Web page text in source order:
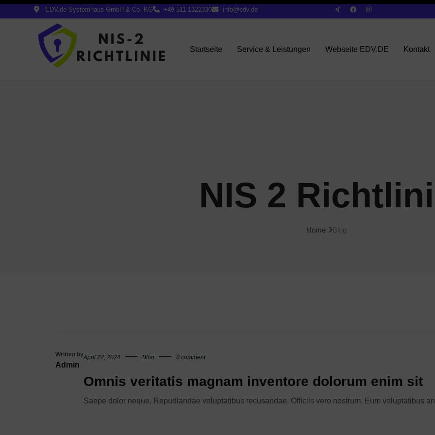
EDV.de Systemhaus GmbH & Co. KG +49 511 1322330 info@edv.de
Startseite Service & Leistungen Webseite EDV.DE Kontakt
NIS 2
Home Blog
Written by
Admin
April 22, 2024 Blog 0 comment
Omnis veritatis magnam inventore dolorum enim sit
Saepe dolor neque. Repudiandae voluptatibus recusandae. Officiis vero nostrum. Eum voluptatibus